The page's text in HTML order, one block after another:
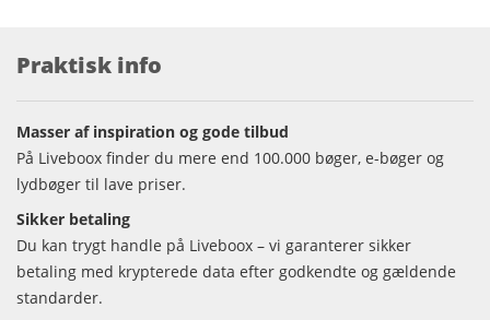
Praktisk info
Masser af inspiration og gode tilbud
På Liveboox finder du mere end 100.000 bøger, e-bøger og
lydbøger til lave priser.
Sikker betaling
Du kan trygt handle på Liveboox – vi garanterer sikker
betaling med krypterede data efter godkendte og gældende
standarder.